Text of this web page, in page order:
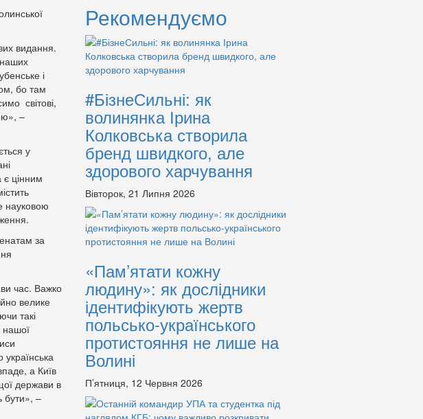
видання.
і
бо там
світові,
–
у
є цінним
науковою
за
час. Важко
велике
такі
нашої
а Київ
держави в
бути», –
Рекомендуємо
#БізнеСильні: як
волинянка Ірина
Колковська створила
бренд швидкого, але
здорового харчування
Вівторок, 21 Липня 2026
«Пам’ятати кожну
людину»: як дослідники
ідентифікують жертв
польсько-українського
протистояння не лише на
Волині
П’ятниця, 12 Червня 2026